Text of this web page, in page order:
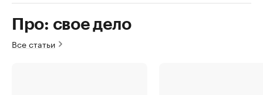
Про: свое дело
Все статьи